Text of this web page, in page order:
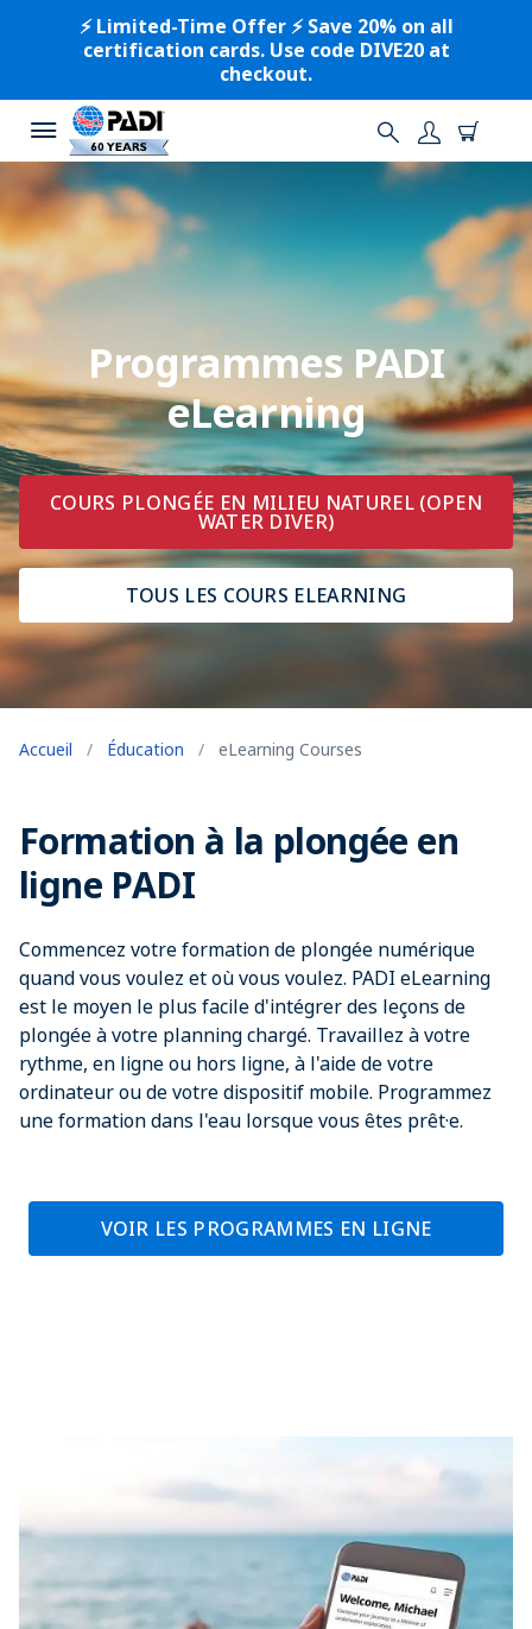
⚡️ Limited-Time Offer ⚡️ Save 20% on all
certification cards. Use code DIVE20 at
checkout.
Programmes PADI
eLearning
COURS PLONGÉE EN MILIEU NATUREL (OPEN
WATER DIVER)
TOUS LES COURS ELEARNING
Accueil / Éducation / eLearning Courses
Formation à la plongée en
ligne PADI
Commencez votre formation de plongée numérique
quand vous voulez et où vous voulez. PADI eLearning
est le moyen le plus facile d'intégrer des leçons de
plongée à votre planning chargé. Travaillez à votre
rythme, en ligne ou hors ligne, à l'aide de votre
ordinateur ou de votre dispositif mobile. Programmez
une formation dans l'eau lorsque vous êtes prêt·e.
VOIR LES PROGRAMMES EN LIGNE